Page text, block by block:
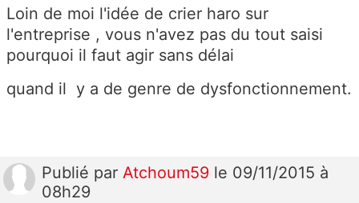
Loin de moi l'idée de crier haro sur
l'entreprise , vous n'avez pas du tout saisi
pourquoi il faut agir sans délai
quand il y a de genre de dysfonctionnement.
Publié par Atchoum59 le 09/11/2015 à
08h29